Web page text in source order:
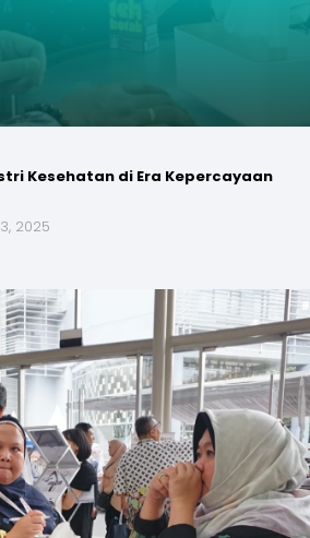
Kesehatan di Era Kepercayaan
2025